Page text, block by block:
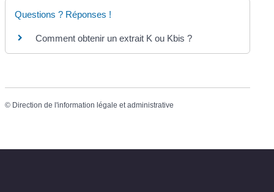
Questions ? Réponses !
Comment obtenir un extrait K ou Kbis ?
© Direction de l'information légale et administrative